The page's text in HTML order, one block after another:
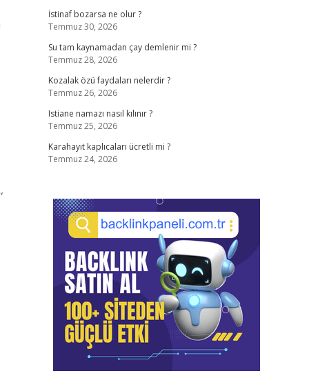
İstinaf bozarsa ne olur ?
Temmuz 30, 2026
Su tam kaynamadan çay demlenir mi ?
Temmuz 28, 2026
Kozalak özü faydaları nelerdir ?
Temmuz 26, 2026
Istiane namazı nasıl kılınır ?
Temmuz 25, 2026
Karahayıt kaplıcaları ücretli mi ?
Temmuz 24, 2026